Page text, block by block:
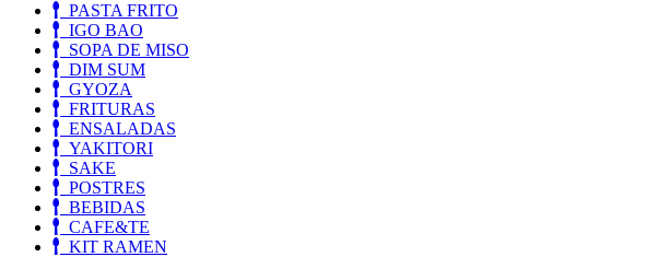
PASTA FRITO
IGO BAO
SOPA DE MISO
DIM SUM
GYOZA
FRITURAS
ENSALADAS
YAKITORI
SAKE
POSTRES
BEBIDAS
CAFE&TE
KIT RAMEN